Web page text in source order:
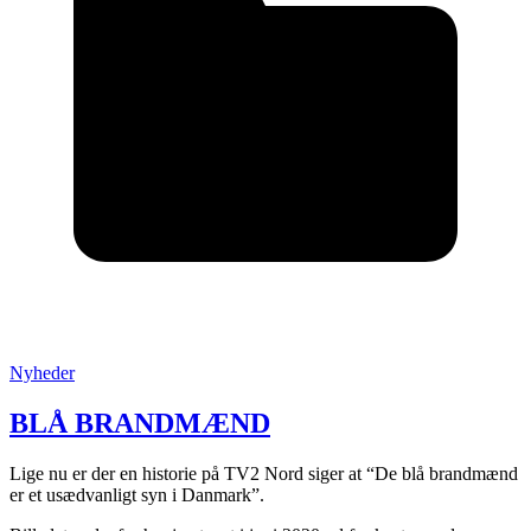
Posted
:
Nyheder
BLÅ BRANDMÆND
Lige nu er der en historie på TV2 Nord siger at “De blå brandmænd
er et usædvanligt syn i Danmark”.